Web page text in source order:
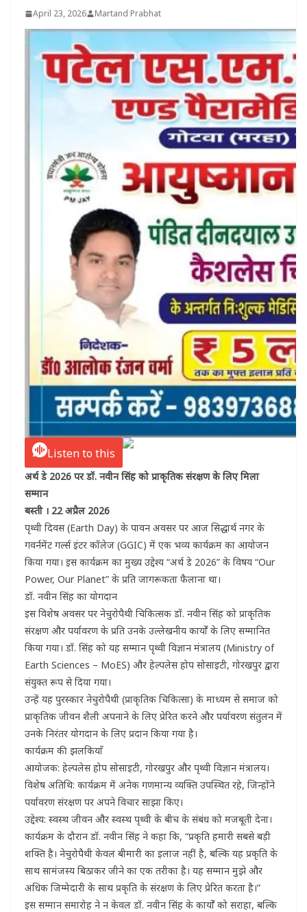
April 23, 2026 Martand Prabhat
Listen to this
​अर्थ डे 2026 पर डॉ. नवीन सिंह को प्राकृतिक संरक्षण के लिए मिला
सम्मान
बस्ती । 22 अप्रैल 2026
​पृथ्वी दिवस (Earth Day) के पावन अवसर पर आज सिद्धार्थ नगर के
गवर्नमेंट गर्ल्स इंटर कॉलेज (GGIC) में एक भव्य कार्यक्रम का आयोजन
किया गया। इस कार्यक्रम का मुख्य उद्देश्य “अर्थ डे 2026” के विषय “Our
Power, Our Planet” के प्रति जागरूकता फैलाना था।
​डॉ. नवीन सिंह का योगदान
​इस विशेष अवसर पर नेचुरोपैथी चिकित्सक डॉ. नवीन सिंह को प्राकृतिक
संरक्षण और पर्यावरण के प्रति उनके उल्लेखनीय कार्यों के लिए सम्मानित
किया गया। डॉ. सिंह को यह सम्मान पृथ्वी विज्ञान मंत्रालय (Ministry of
Earth Sciences – MoES) और हेल्पलेस होप सोसाइटी, गोरखपुर द्वारा
संयुक्त रूप से दिया गया।
​उन्हें यह पुरस्कार नेचुरोपैथी (प्राकृतिक चिकित्सा) के माध्यम से समाज को
प्राकृतिक जीवन शैली अपनाने के लिए प्रेरित करने और पर्यावरण संतुलन में
उनके निरंतर योगदान के लिए प्रदान किया गया है।
​कार्यक्रम की झलकियाँ
​आयोजक: हेल्पलेस होप सोसाइटी, गोरखपुर और पृथ्वी विज्ञान मंत्रालय।
​विशेष अतिथि: कार्यक्रम में अनेक गणमान्य व्यक्ति उपस्थित रहे, जिन्होंने
पर्यावरण संरक्षण पर अपने विचार साझा किए।
​उद्देश्य: स्वस्थ जीवन और स्वस्थ पृथ्वी के बीच के संबंध को मजबूती देना।
​कार्यक्रम के दौरान डॉ. नवीन सिंह ने कहा कि, “प्रकृति हमारी सबसे बड़ी
शक्ति है। नेचुरोपैथी केवल बीमारी का इलाज नहीं है, बल्कि यह प्रकृति के
साथ सामंजस्य बिठाकर जीने का एक तरीका है। यह सम्मान मुझे और
अधिक जिम्मेदारी के साथ प्रकृति के संरक्षण के लिए प्रेरित करता है।”
​इस सम्मान समारोह ने न केवल डॉ. नवीन सिंह के कार्यों को सराहा, बल्कि